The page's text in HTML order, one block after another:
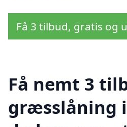
Få 3 tilbud, gratis og
Få nemt 3
græsslåning